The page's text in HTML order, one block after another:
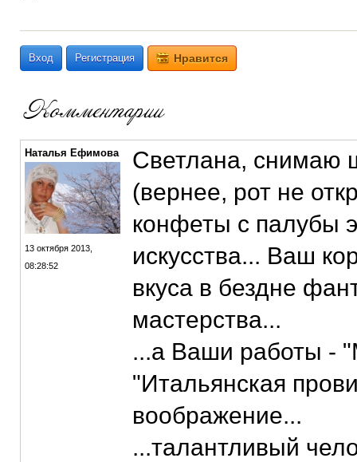
Вход Регистрация Нравится
Наталья Ефимова
13 октября 2013,
08:28:52
Светлана, снимаю
(вернее, рот не
конфеты с палубы
искусства... Ваш
вкуса в бездне
мастерства...
...а Ваши работы -
"Итальянская
воображение...
...талантливый